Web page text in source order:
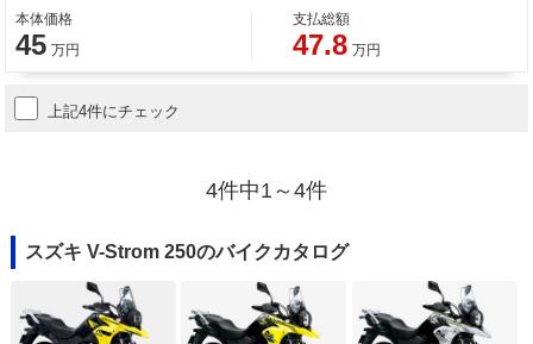
本体価格
45 万円
支払総額
47.8 万円
上記4件にチェック
4件中1～4件
スズキ V-Strom 250のバイクカタログ